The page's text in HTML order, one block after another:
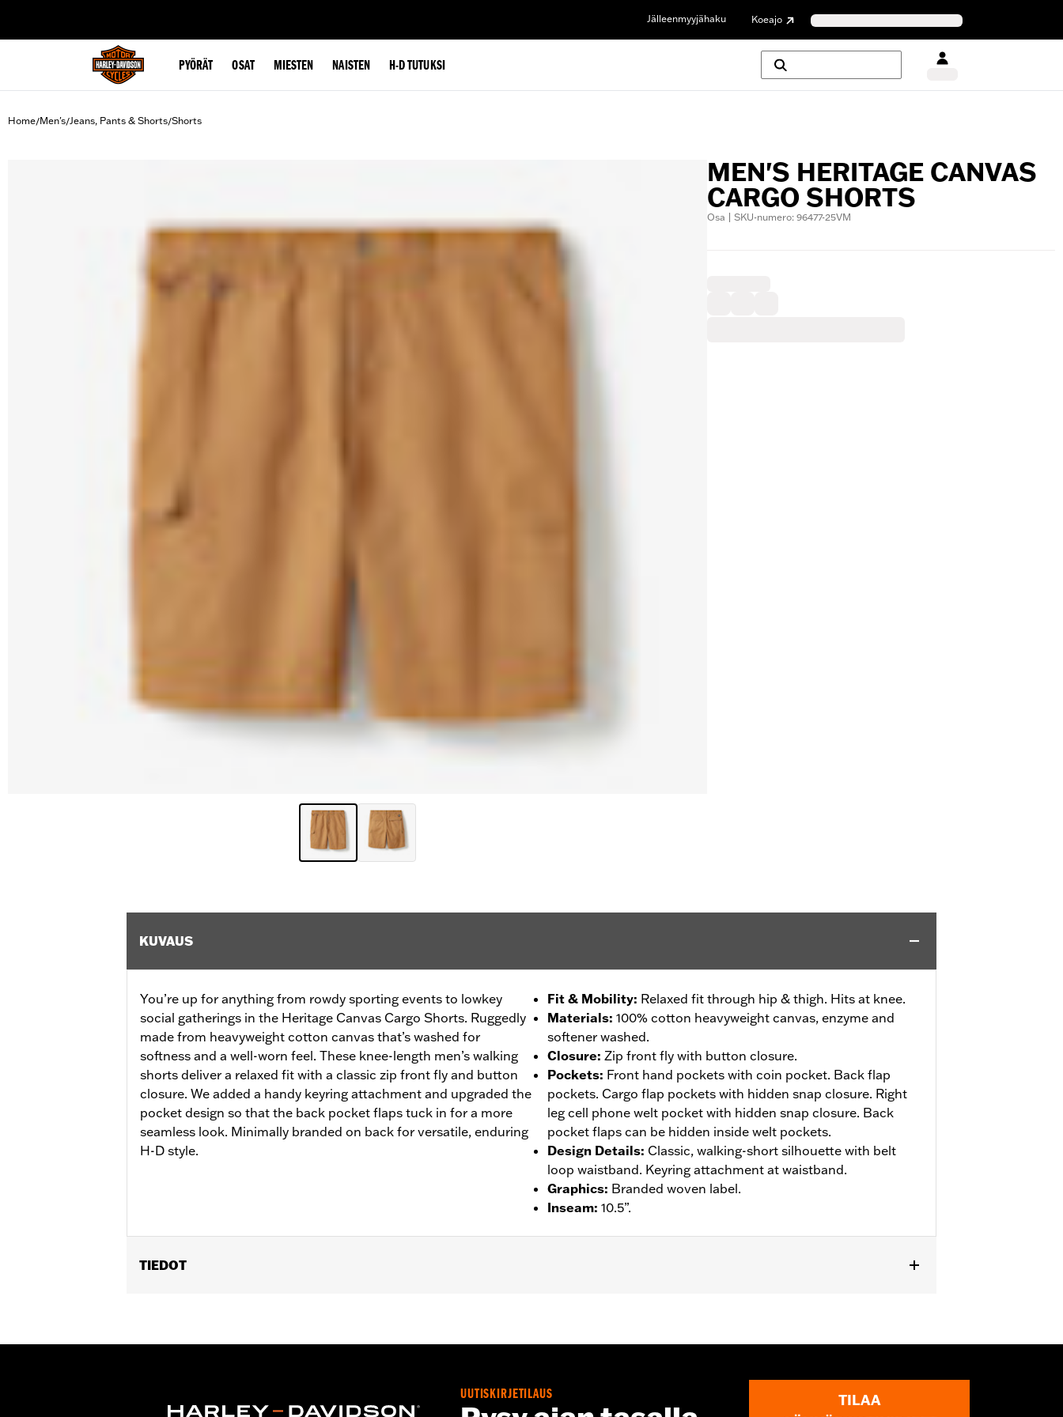
Jälleenmyyjähaku Koeajo
PYÖRÄT OSAT MIESTEN NAISTEN H-D TUTUKSI
Home/Men's/Jeans, Pants & Shorts/Shorts
MEN'S HERITAGE CANVAS
CARGO SHORTS
Osa | SKU-numero: 96477-25VM
KUVAUS
You’re up for anything from rowdy sporting events to lowkey
social gatherings in the Heritage Canvas Cargo Shorts. Ruggedly
made from heavyweight cotton canvas that’s washed for
softness and a well-worn feel. These knee-length men’s walking
shorts deliver a relaxed fit with a classic zip front fly and button
closure. We added a handy keyring attachment and upgraded the
pocket design so that the back pocket flaps tuck in for a more
seamless look. Minimally branded on back for versatile, enduring
H-D style.
Fit & Mobility: Relaxed fit through hip & thigh. Hits at knee.
Materials: 100% cotton heavyweight canvas, enzyme and
softener washed.
Closure: Zip front fly with button closure.
Pockets: Front hand pockets with coin pocket. Back flap
pockets. Cargo flap pockets with hidden snap closure. Right
leg cell phone welt pocket with hidden snap closure. Back
pocket flaps can be hidden inside welt pockets.
Design Details: Classic, walking-short silhouette with belt
loop waistband. Keyring attachment at waistband.
Graphics: Branded woven label.
Inseam: 10.5”.
TIEDOT
WARRANTY:2 year limited warranty – Go towww.h-d.com/warrantyfor full details
UUTISKIRJETILAUS
TILAA